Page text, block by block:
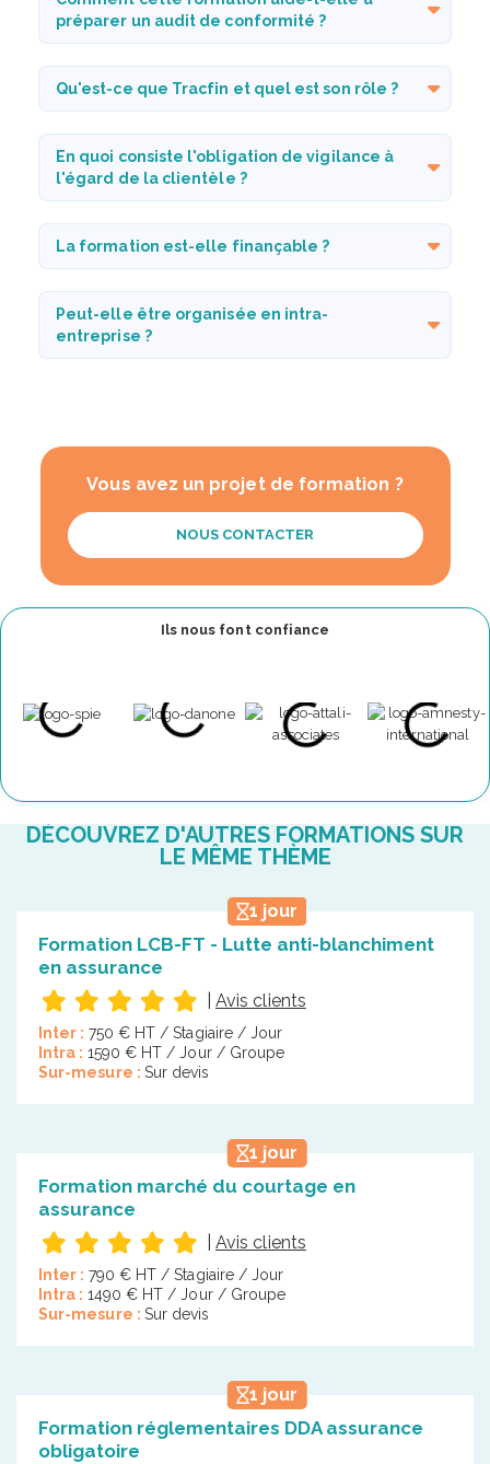
préparer un audit de conformité ?
Qu'est-ce que Tracfin et quel est son rôle ?
En quoi consiste l'obligation de vigilance à
l'égard de la clientèle ?
La formation est-elle finançable ?
Peut-elle être organisée en intra-
entreprise ?
Vous avez un projet de formation ?
NOUS CONTACTER
Ils nous font confiance
DÉCOUVREZ D'AUTRES FORMATIONS SUR
LE MÊME THÈME
1 jour
Formation LCB-FT - Lutte anti-blanchiment
en assurance
Avis clients
Inter : 750 € HT / Stagiaire / Jour
Intra : 1590 € HT / Jour / Groupe
Sur-mesure : Sur devis
1 jour
Formation marché du courtage en
assurance
Avis clients
Inter : 790 € HT / Stagiaire / Jour
Intra : 1490 € HT / Jour / Groupe
Sur-mesure : Sur devis
1 jour
Formation réglementaires DDA assurance
obligatoire